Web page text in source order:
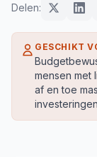
Delen:
GESCHIKT
mensen met
af en toe